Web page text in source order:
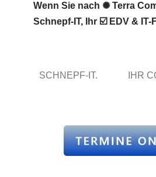
Wenn Sie nach ✺ Terra
Schnepf-IT, Ihr ☑️ EDV &
SCHNEPF-IT. IHR